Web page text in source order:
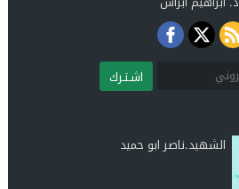
اشـتـرك
الشهيد.ناصر ابو حميد